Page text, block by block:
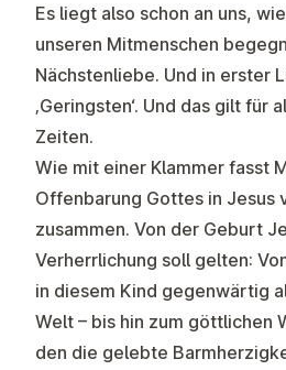
Es liegt also schon an uns,
unseren Mitmenschen
Nächstenliebe. Und in erster
‚Geringsten‘. Und das gilt für
Zeiten.
Wie mit einer Klammer fasst
Offenbarung Gottes in Jesus
zusammen. Von der Geburt
Verherrlichung soll gelten:
in diesem Kind gegenwärtig
Welt – bis hin zum göttlichen
den die gelebte